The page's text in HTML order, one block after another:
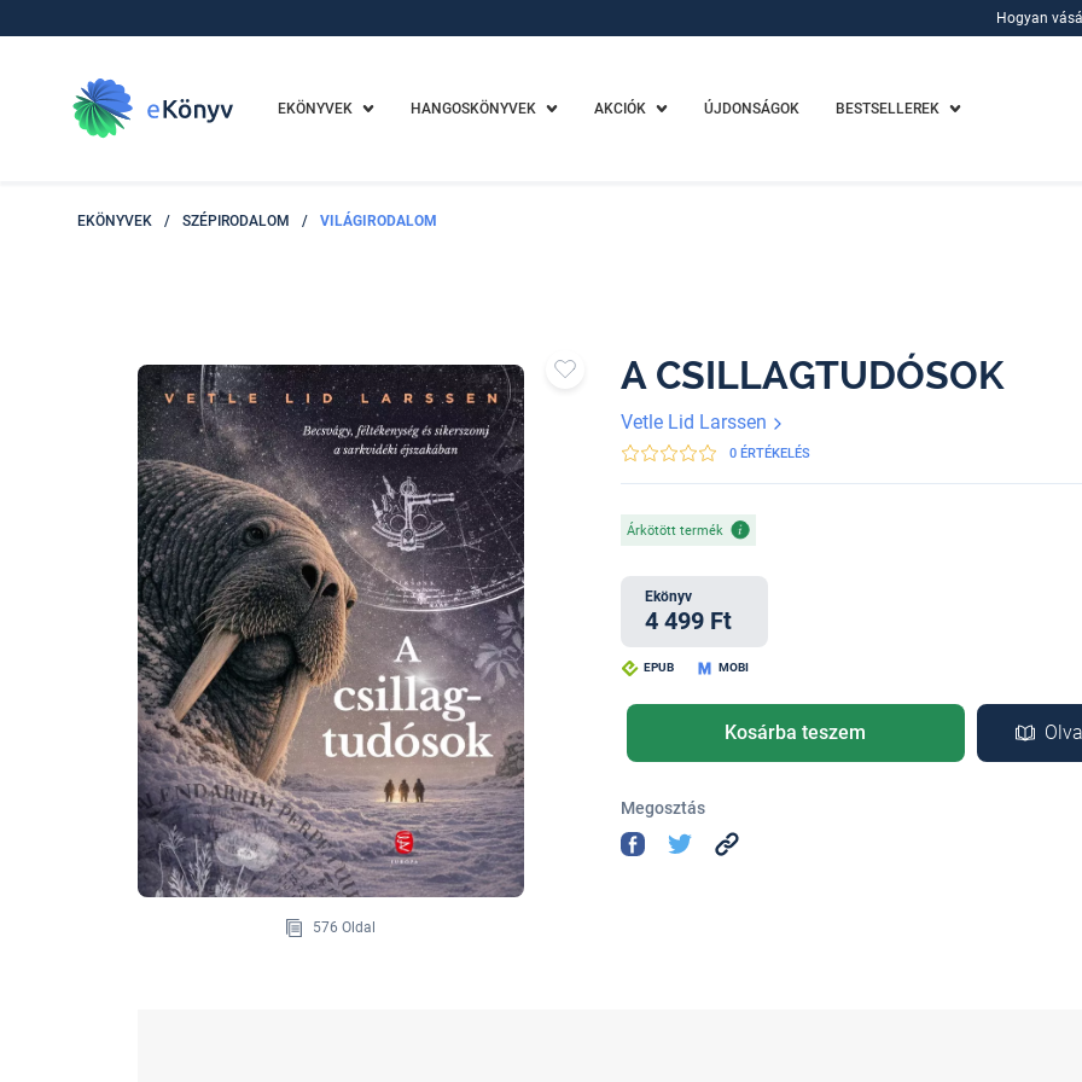
Hogyan
EKÖNYVEK HANGOSKÖNYVEK AKCIÓK ÚJDONSÁGOK BESTSELLEREK
EKÖNYVEK / SZÉPIRODALOM / VILÁGIRODALOM
576 Oldal
A CSILLAGTUDÓSOK
Vetle Lid Larssen
0 ÉRTÉKELÉS
Árkötött termék
Ekönyv
4 499 Ft
EPUB MOBI
Kosárba teszem
Megosztás